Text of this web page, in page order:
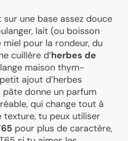
une base assez douce
lait (ou boisson
pour la rondeur, du
cuillère d’herbes de
maison thym-
ajout d’herbes
donne un parfum
qui change tout à
texture, tu peux utiliser
pour plus de caractère,